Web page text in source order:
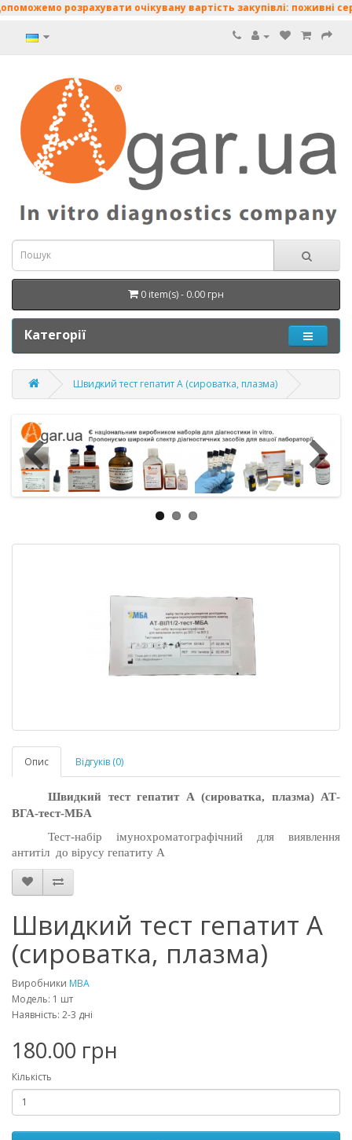
розрахувати очікувану вартість закупівлі: поживні
0 item(s) - 0.00 грн
Категорії
Швидкий тест гепатит А (сироватка, плазма)
Опис Відгуків (0)
Швидкий тест гепатит А (сироватка, плазма) АТ-
ВГА-тест-МБА
Тест-набір імунохроматографічний для виявлення
антитіл до вірусу гепатиту А
Швидкий тест гепатит А
(сироватка, плазма)
Виробники MBA
Модель: 1 шт
Наявність: 2-3 дні
180.00 грн
Кількість